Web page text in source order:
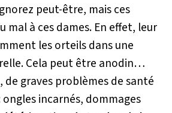
peut-être, mais ces
mal à ces dames. En effet, leur
les orteils dans une
Cela peut être anodin…
de graves problèmes de santé
incarnés, dommages